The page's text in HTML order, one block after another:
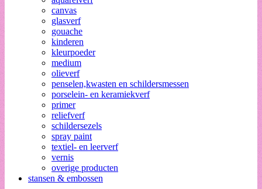
canvas
glasverf
gouache
kinderen
kleurpoeder
medium
olieverf
penselen,kwasten en schildersmessen
porselein- en keramiekverf
primer
reliefverf
schildersezels
spray paint
textiel- en leerverf
vernis
overige producten
stansen & embossen